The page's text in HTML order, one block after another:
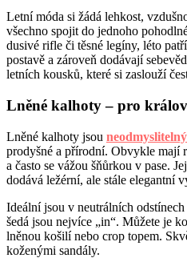
Letní móda si žádá lehkost,
všechno spojit do jednoho
dusivé rifle či těsné legíny, léto
postavě a zároveň dodávají
letních kousků, které si zaslouží
Lněné kalhoty – pro
Lněné kalhoty jsou
prodyšné a přírodní. Obvykle mají
a často se vážou šňůrkou v pase.
dodává ležérní, ale stále elegantní
Ideální jsou v neutrálních
šedá jsou nejvíce „in“. Můžete je
lněnou košilí nebo crop topem.
koženými sandály.